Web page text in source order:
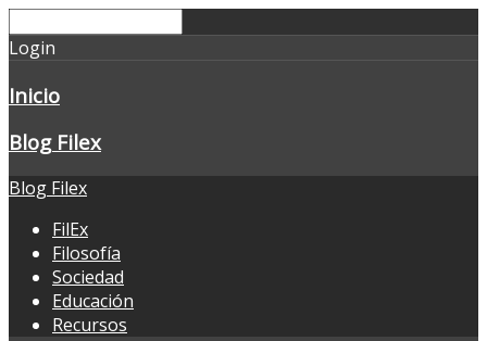
Login
Inicio
Blog Filex
Blog Filex
FilEx
Filosofía
Sociedad
Educación
Recursos